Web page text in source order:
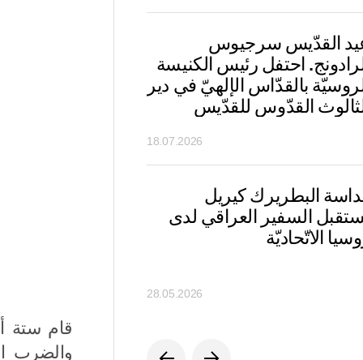
قام ستة
والضرب
القدّيس سرجيوس
احتفل رئيس الكنيسة
بالقدّاس الإلهيّ في دير
القدّوس للقدّيس
18.07.2026
البطريرك كيريل
السفير العراقي لدى
الاتّحاديّة
28.05.2026